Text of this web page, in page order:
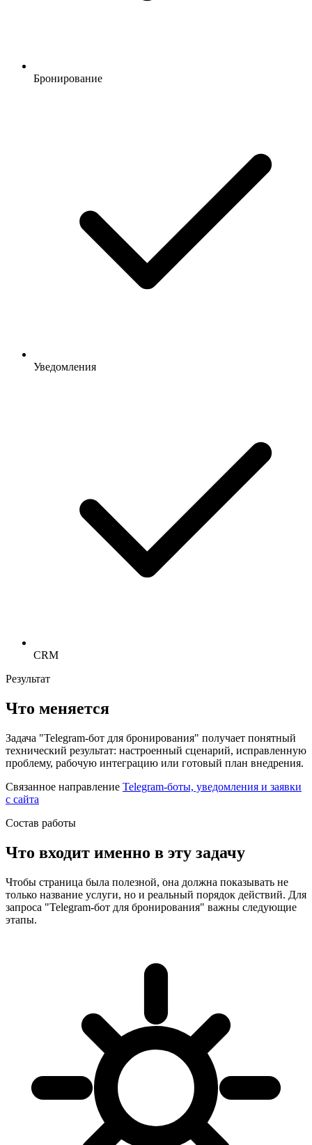
Бронирование
Уведомления
CRM
Результат
Что меняется
Задача "Telegram-бот для бронирования" получает понятный
технический результат: настроенный сценарий, исправленную
проблему, рабочую интеграцию или готовый план внедрения.
Связанное направление Telegram-боты, уведомления и заявки
с сайта
Состав работы
Что входит именно в эту задачу
Чтобы страница была полезной, она должна показывать не
только название услуги, но и реальный порядок действий. Для
запроса "Telegram-бот для бронирования" важны следующие
этапы.